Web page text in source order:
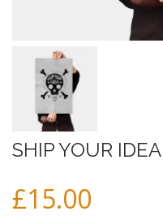
SHIP YOUR IDEA
£15.00